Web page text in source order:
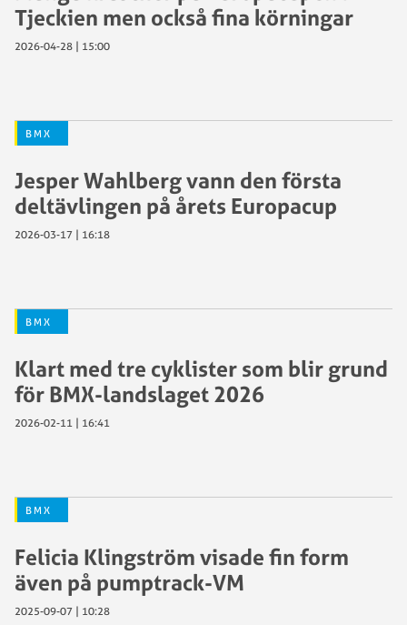
Tjeckien men också fina körningar
2026-04-28 | 15:00
BMX
Jesper Wahlberg vann den första
deltävlingen på årets Europacup
2026-03-17 | 16:18
BMX
Klart med tre cyklister som blir grund
för BMX-landslaget 2026
2026-02-11 | 16:41
BMX
Felicia Klingström visade fin form
även på pumptrack-VM
2025-09-07 | 10:28